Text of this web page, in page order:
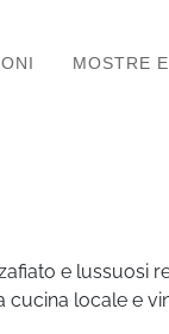
MOSTRE
e lussuosi
cucina locale e